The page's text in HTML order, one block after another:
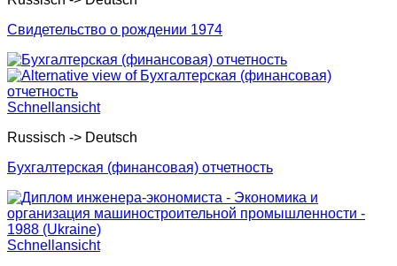
Свидетельство о рождении 1974
Schnellansicht
Russisch -> Deutsch
Бухгалтерская (финансовая) отчетность
Schnellansicht